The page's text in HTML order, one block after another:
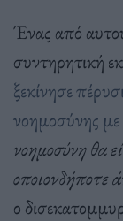
Ένας από
συντηρητική
ξεκίνησε
νοημοσύνης
νοημοσύνη θα
οποιονδήποτε
ο